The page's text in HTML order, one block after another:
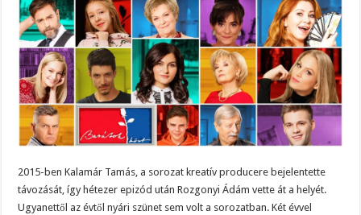
2015-ben Kalamár Tamás, a sorozat kreatív producere bejelentette
távozását, így hétezer epizód után Rozgonyi Ádám vette át a helyét.
Ugyanettől az évtől nyári szünet sem volt a sorozatban. Két évvel